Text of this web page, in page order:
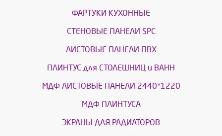
ФАРТУКИ КУХОННЫЕ
СТЕНОВЫЕ ПАНЕЛИ SPC
ЛИСТОВЫЕ ПАНЕЛИ ПВХ
ПЛИНТУС для СТОЛЕШНИЦ и ВАНН
МДФ ЛИСТОВЫЕ ПАНЕЛИ 2440*1220
МДФ ПЛИНТУСА
ЭКРАНЫ ДЛЯ РАДИАТОРОВ